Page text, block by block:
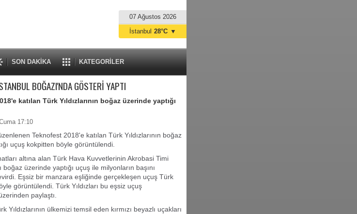
07 Ağustos 2026
SON DAKİKA KATEGORİLER
İstanbul 28°C ▼
BOĞAZI'NDA GÖSTERİ YAPTI
katılan Türk Yıldızlarının boğaz üzerinde yaptığı
17:10
Teknofest 2018'e katılan Türk Yıldızlarının boğaz
uçuş kokpitten böyle görüntülendi.
altına alan Türk Hava Kuvvetlerinin Akrobasi Timi
boğaz üzerinde yaptığı uçuş ile milyonların başını
Eşsiz bir manzara eşliğinde gerçekleşen uçuş Türk
görüntülendi. Türk Yıldızları bu eşsiz uçuş
paylaştı.
ülkemizi temsil eden kırmızı beyazlı uçakları